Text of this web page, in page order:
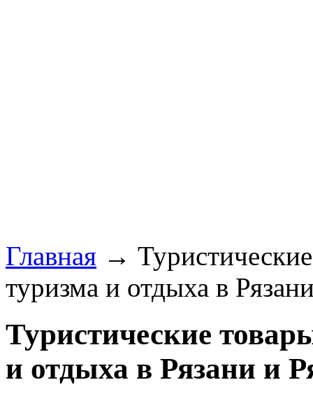
Главная →
туризма и отдыха в
Туристические
и отдыха в Рязани и